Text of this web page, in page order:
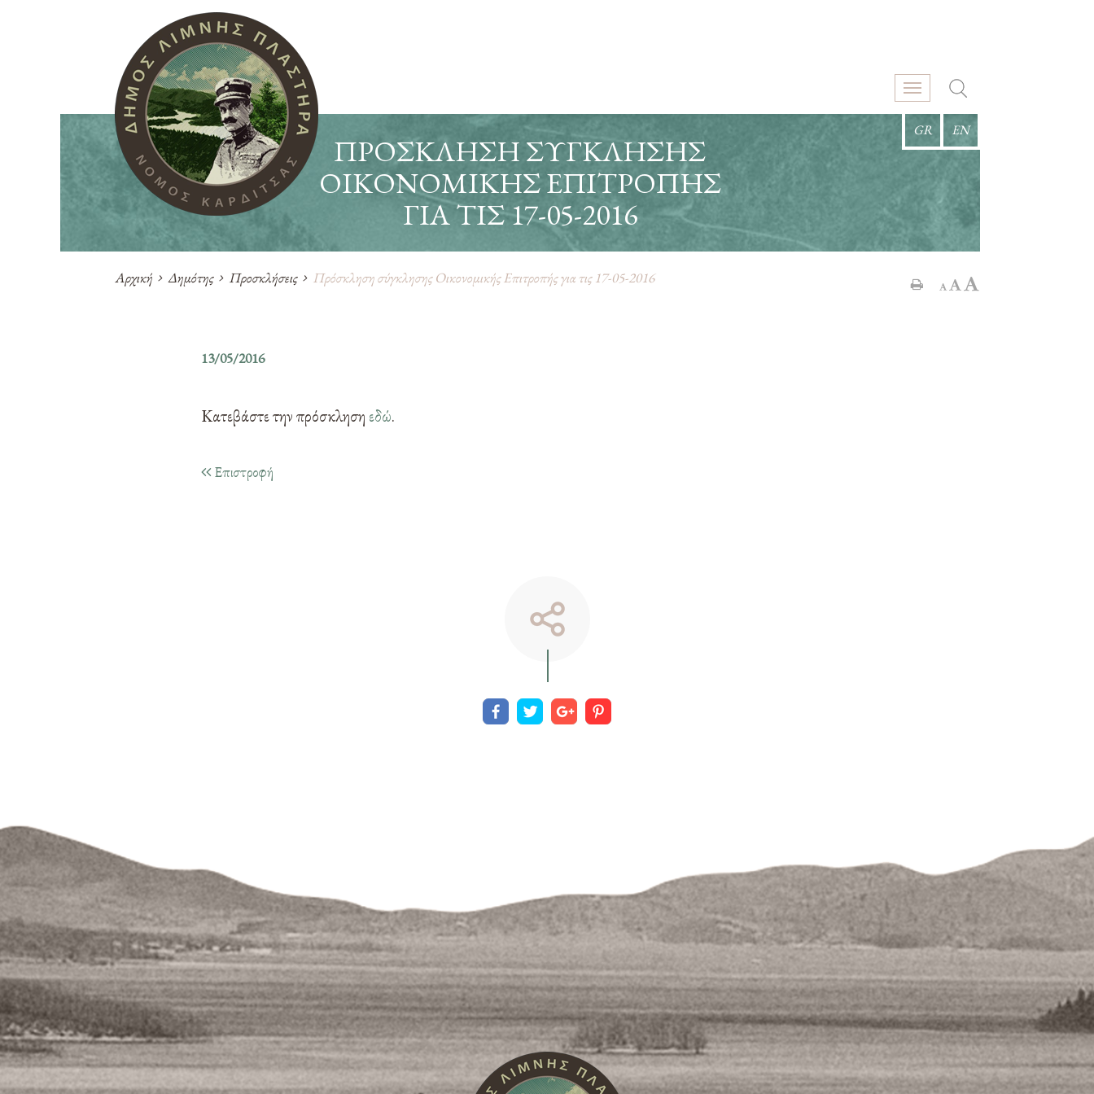
GR EN
ΠΡΌΣΚΛΗΣΗ ΣΎΓΚΛΗΣΗΣ
ΟΙΚΟΝΟΜΙΚΉΣ ΕΠΙΤΡΟΠΉΣ
ΓΙΑ ΤΙΣ 17-05-2016
Αρχική Δημότης Προσκλήσεις Πρόσκληση σύγκλησης Οικονομικής Επιτροπής για τις 17-05-2016
13/05/2016
Κατεβάστε την πρόσκληση εδώ.
Επιστροφή